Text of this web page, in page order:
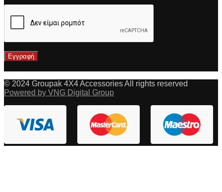
© 2024 Groupak 4X4 Accessories All rights reserved
Powered by VNG Digital Group